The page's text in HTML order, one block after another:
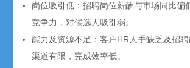
岗位吸引低：招聘岗位薪酬与市场同比偏
竞争力，对候选人吸引弱。
能力及资源不足：客户HR人手缺乏及招
渠道有限，完成效率低。